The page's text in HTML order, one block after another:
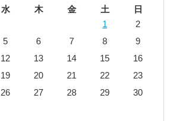
水 木 金 土
日
1
2
5 6 7 8
9
12 13 14 15
16
19 20 21 22
23
26 27 28 29
30